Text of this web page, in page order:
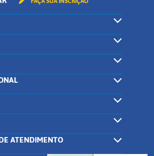
ATENDIMENTO